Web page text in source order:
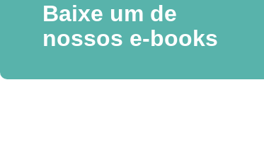
Baixe um de
nossos e-books